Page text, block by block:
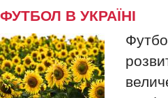
ФУТБОЛ В УКРАЇНІ